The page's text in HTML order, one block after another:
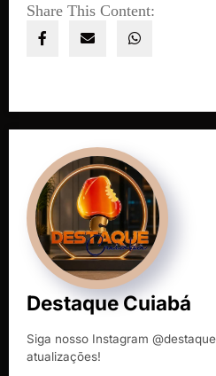
Share This Content:
Destaque Cuiabá
Siga nosso Instagram
atualizações!